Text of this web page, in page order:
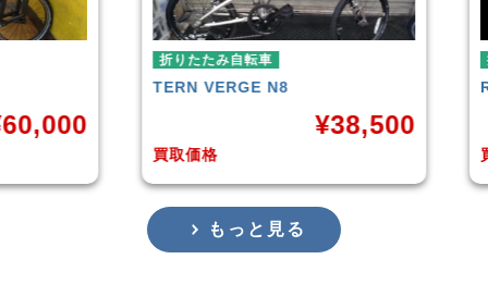
¥38,500
折りたたみ自転車
RENAULTLIGHT-8 AL-FDB140
買取価格
¥16,799
もっと見る